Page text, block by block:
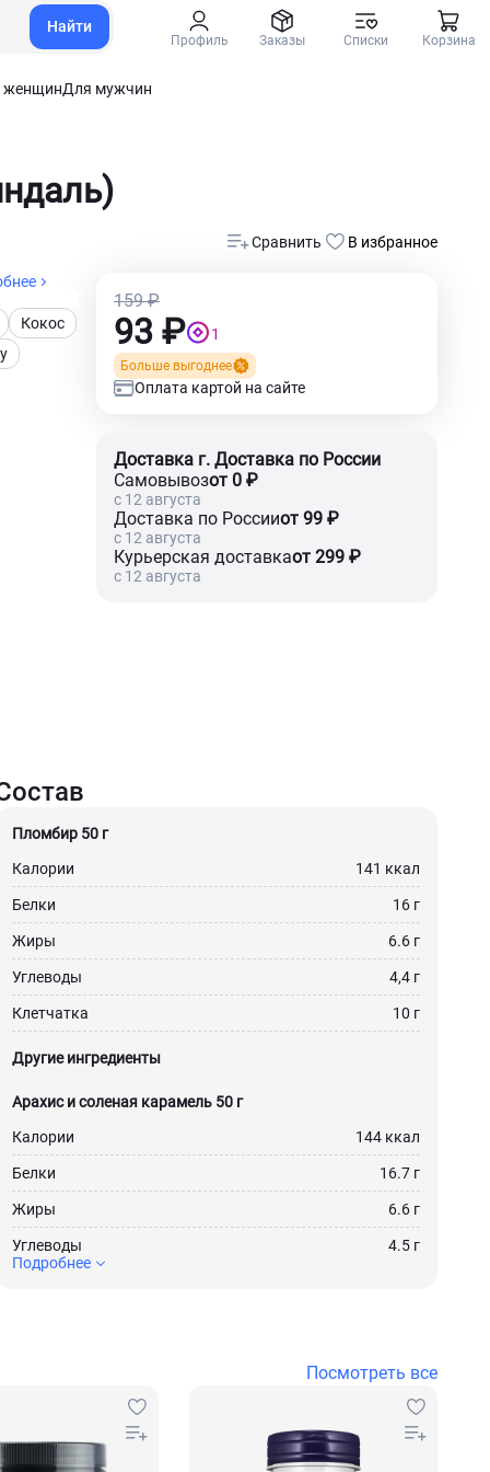
Найти
Профиль Заказы Списки Корзина
женщинДля мужчин
Сравнить В избранное
Кокос
159 ₽
93 ₽ 1
Больше выгоднее
Оплата картой на сайте
Доставка г. Доставка по России
Самовывозот 0 ₽
c 12 августа
Доставка по Россииот 99 ₽
c 12 августа
Курьерская доставкаот 299 ₽
c 12 августа
Пломбир 50 г
Калории
141 ккал
Белки 16 г
Жиры 6.6 г
Углеводы 4,4 г
Клетчатка 10 г
Другие ингредиенты
Арахис и соленая карамель 50 г
Калории
144 ккал
Белки 16.7 г
Жиры 6.6 г
Углеводы
4.5 г
Подробнее
Посмотреть все